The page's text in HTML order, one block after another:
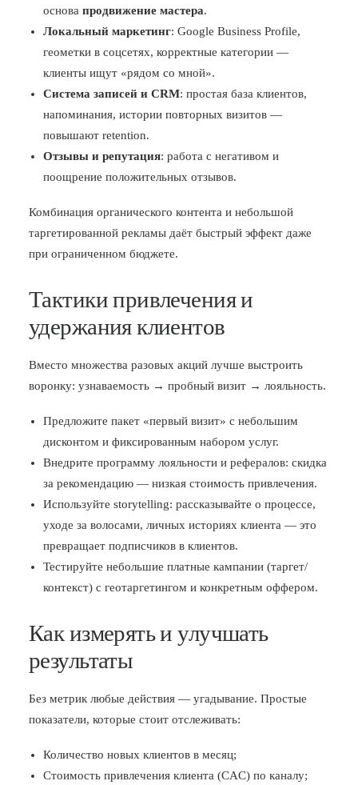
основа продвижение мастера.
Локальный маркетинг: Google Business Profile,
геометки в соцсетях, корректные категории —
клиенты ищут «рядом со мной».
Система записей и CRM: простая база клиентов,
напоминания, истории повторных визитов —
повышают retention.
Отзывы и репутация: работа с негативом и
поощрение положительных отзывов.
Комбинация органического контента и небольшой
таргетированной рекламы даёт быстрый эффект даже
при ограниченном бюджете.
Тактики привлечения и
удержания клиентов
Вместо множества разовых акций лучше выстроить
воронку: узнаваемость → пробный визит → лояльность.
Предложите пакет «первый визит» с небольшим
дисконтом и фиксированным набором услуг.
Внедрите программу лояльности и рефералов: скидка
за рекомендацию — низкая стоимость привлечения.
Используйте storytelling: рассказывайте о процессе,
уходе за волосами, личных историях клиента — это
превращает подписчиков в клиентов.
Тестируйте небольшие платные кампании (таргет/
контекст) с геотаргетингом и конкретным оффером.
Как измерять и улучшать
результаты
Без метрик любые действия — угадывание. Простые
показатели, которые стоит отслеживать:
Количество новых клиентов в месяц;
Стоимость привлечения клиента (CAC) по каналу;